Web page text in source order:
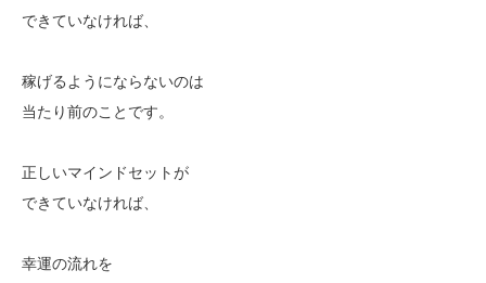
できていなければ、
稼げるようにならないのは
当たり前のことです。
正しいマインドセットが
できていなければ、
幸運の流れを